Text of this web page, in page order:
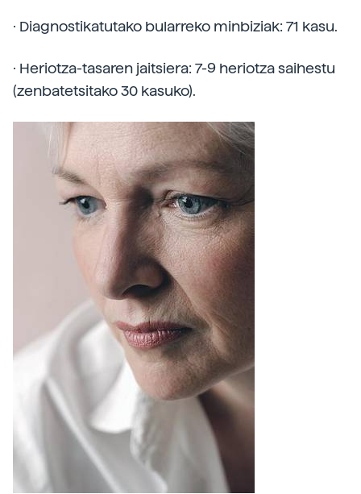
· Diagnostikatutako bularreko minbiziak: 71 kasu.
· Heriotza-tasaren jaitsiera: 7-9 heriotza saihestu
(zenbatetsitako 30 kasuko).